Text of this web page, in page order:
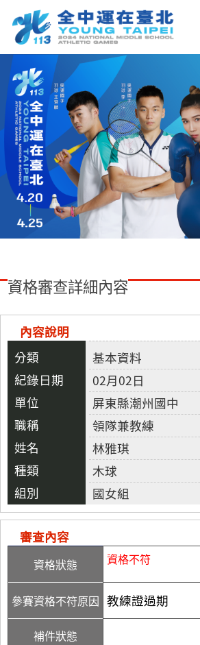
資格審查詳細內容
內容說明
基本資料
02月02日
屏東縣潮州國中
領隊兼教練
林雅琪
木球
國女組
審查內容
資格狀態 資格不符
參賽資格不符原因 教練證過期
補件狀態